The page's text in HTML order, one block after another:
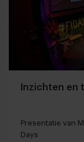
Inzichten en
Presentatie van
Days